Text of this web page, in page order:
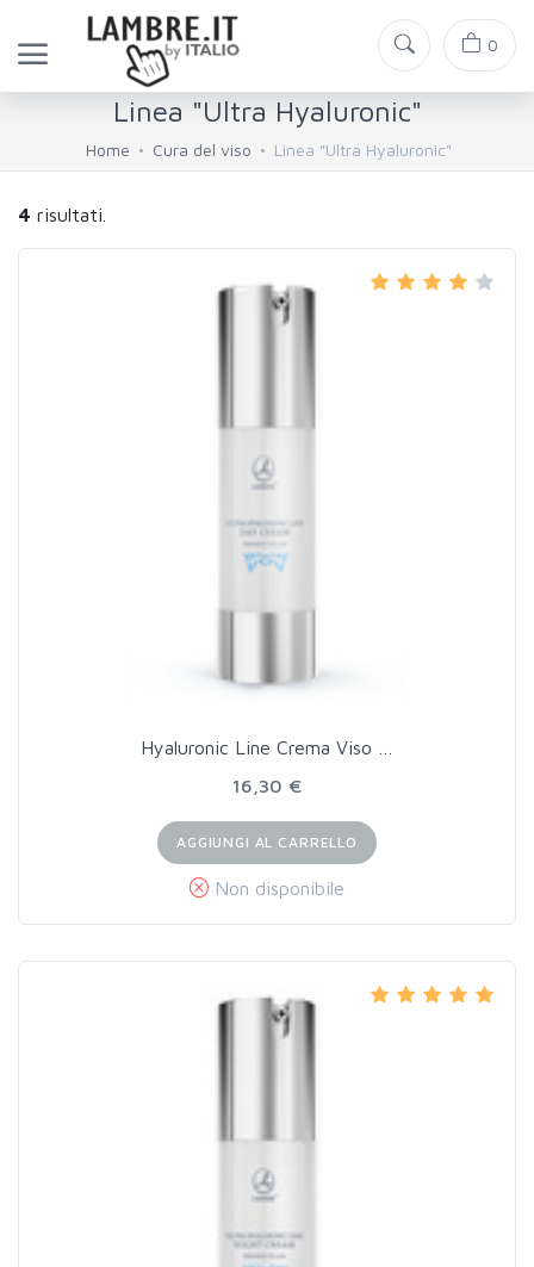
0
Linea "Ultra Hyaluronic"
Home Cura del viso Linea "Ultra Hyaluronic"
4 risultati.
Hyaluronic Line Crema Viso …
16,30 €
AGGIUNGI AL CARRELLO
Non disponibile